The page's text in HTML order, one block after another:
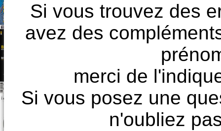
Si vous trouvez des
avez des
merci de
Si vous posez une
n'oubliez